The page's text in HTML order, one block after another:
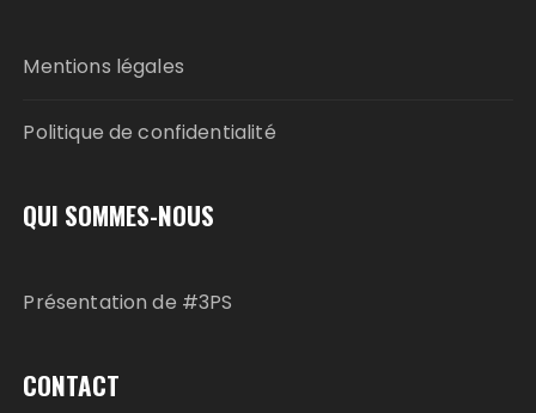
Mentions légales
Politique de confidentialité
QUI SOMMES-NOUS
Présentation de #3PS
CONTACT